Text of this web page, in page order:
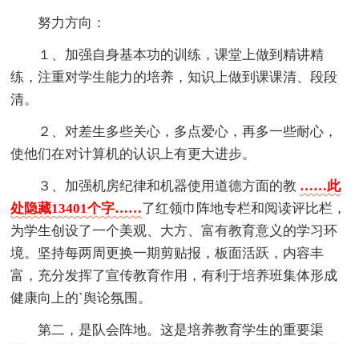
努力方向：
１、加强自身基本功的训练，课堂上做到精讲精
练，注重对学生能力的培养，知识上做到课课清、段段
清。
２、对差生多些关心，多点爱心，再多一些耐心，
使他们在对计算机的认识上有更大进步。
３、加强机房纪律和机器使用道德方面的教 ……此
处隐藏13401个字……了红领巾阵地专栏和阅读评比栏，
为学生创设了一个美观、大方、富有教育意义的学习环
境。坚持每两周更换一期剪贴报，板面活跃，内容丰
富，充分发挥了宣传教育作用，有利于培养班集体形成
健康向上的`舆论氛围。
第二，是队会阵地。这是培养教育学生的重要渠